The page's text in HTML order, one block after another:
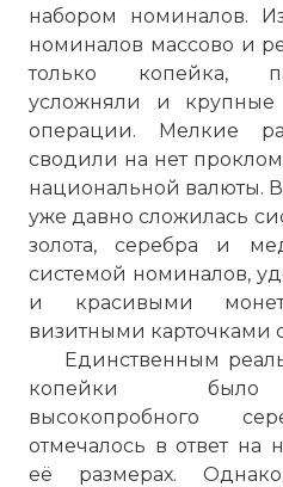
набором номиналов.
номиналов массово и
только копейка,
усложняли и
операции. Мелкие
сводили на нет
национальной валюты.
уже давно сложилась
золота, серебра и
системой номиналов,
и красивыми
визитными карточками
Единственным
копейки было
высокопробного
отмечалось в ответ на
её размерах.